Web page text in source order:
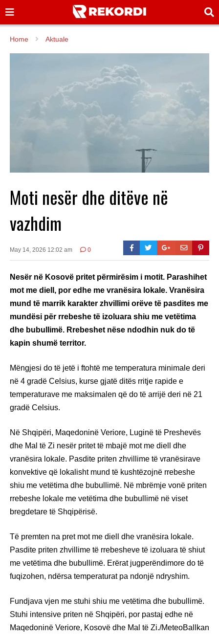
Home Aktuale
Moti nesër dhe ditëve në
vazhdim
May 14, 2026 12:02 am 0
Nesër në Kosovë pritet përmirësim i motit. Parashihet
mot me diell, por edhe me vranësira lokale. Vranësira
mund të marrik karakter zhvillimi orëve të pasdites me
mundësi për rrebeshe të izoluara shiu me vetëtima
dhe bubullimë. Rrebeshet nëse ndodhin nuk do të
kapin shumë territor.
Mëngjesi do të jetë i ftohtë me temperatura minimale deri
në 4 gradë Celsius, kurse gjatë ditës rritje rapide e
temperaturave me maksimalen që do të arrijë deri në 21
gradë Celsius.
Në Shqipëri, Maqedoninë Veriore, Luginë të Preshevës
dhe Mal të Zi nesër pritet të mbajë mot me diell dhe
vranësira lokale. Pasdite priten zhvillime të vranësirave
konvektive që lokalisht mund të kushtëzojnë rrebeshe
shiu me vetëtima dhe bubullimë. Në mbrëmje vonë priten
rrebeshe lokale me vetëtima dhe bubullimë në viset
bregdetare të Shqipërisë.
Të premten na pret mot me diell dhe vranësira lokale.
Pasdite priten zhvillime të rrebesheve të izoluara të shiut
me vetëtima dhe bubullimë. Erërat jugperëndimore do të
fuqizohen, ndërsa temperaturat pa ndonjë ndryshim.
Fundjava vjen me stuhi shiu me vetëtima dhe bubullimë.
Stuhi intensive priten në Shqipëri, por pastaj edhe në
Maqedoninë Veriore, Kosovë dhe Mal të Zi./MeteoBallkan